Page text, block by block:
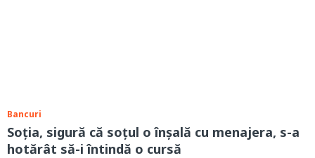
Bancuri
Soția, sigură că soțul o înșală cu menajera, s-a
hotărât să-i întindă o cursă